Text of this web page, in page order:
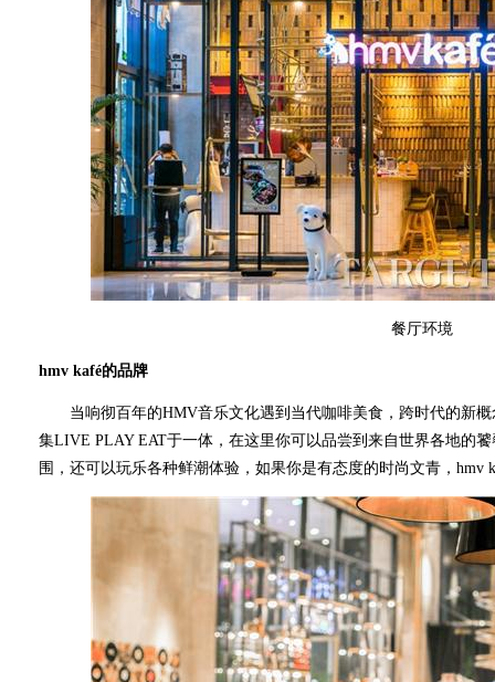
餐厅环境
hmv kafé的品牌
当响彻百年的HMV音乐文化遇到当代咖啡美食，跨时代的新概
集LIVE PLAY EAT于一体，在这里你可以品尝到来自世界各地的
围，还可以玩乐各种鲜潮体验，如果你是有态度的时尚文青，hmv